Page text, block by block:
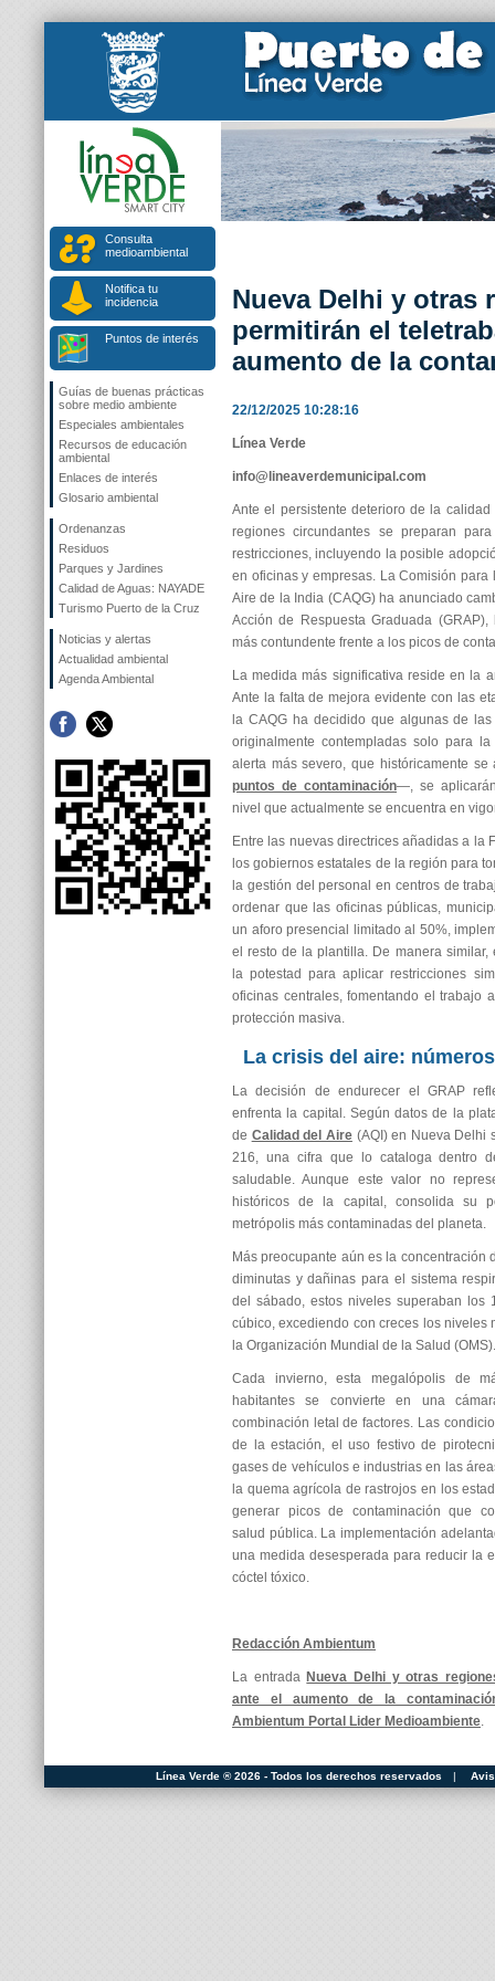
Consulta
medioambiental
Notifica tu
incidencia
Puntos de interés
Guías de buenas prácticas
sobre medio ambiente
Especiales ambientales
Recursos de educación
ambiental
Enlaces de interés
Glosario ambiental
Ordenanzas
Residuos
Parques y Jardines
Calidad de Aguas: NAYADE
Turismo Puerto de la Cruz
Noticias y alertas
Actualidad ambiental
Agenda Ambiental
Nueva Delhi y otras
permitirán el
aumento de la
22/12/2025 10:28:16
Línea Verde
info@lineaverdemunicipal.com
Ante el persistente deterioro de la
regiones circundantes se preparan
restricciones, incluyendo la posible
en oficinas y empresas. La Comisión
Aire de la India (CAQG) ha anunciado
Acción de Respuesta Graduada
más contundente frente a los picos de
La medida más significativa reside en la
Ante la falta de mejora evidente con las
la CAQG ha decidido que algunas de
originalmente contempladas solo para
alerta más severo, que históricamente
puntos de contaminación—, se
nivel que actualmente se encuentra en
Entre las nuevas directrices añadidas a la
los gobiernos estatales de la región para
la gestión del personal en centros de
ordenar que las oficinas públicas,
un aforo presencial limitado al 50%,
el resto de la plantilla. De manera similar,
la potestad para aplicar restricciones
oficinas centrales, fomentando el trabajo
protección masiva.
La crisis del aire:
La decisión de endurecer el GRAP
enfrenta la capital. Según datos de la
de Calidad del Aire(AQI) en Nueva Delhi
216, una cifra que lo cataloga dentro
saludable. Aunque este valor no
históricos de la capital, consolida su
metrópolis más contaminadas del planeta.
Más preocupante aún es la concentración
diminutas y dañinas para el sistema
del sábado, estos niveles superaban los
cúbico, excediendo con creces los niveles
la Organización Mundial de la Salud (OMS).
Cada invierno, esta megalópolis de
habitantes se convierte en una
combinación letal de factores. Las
de la estación, el uso festivo de
gases de vehículos e industrias en las
la quema agrícola de rastrojos en los
generar picos de contaminación que
salud pública. La implementación
una medida desesperada para reducir la
cóctel tóxico.
Redacción Ambientum
La entrada Nueva Delhi y otras
ante el aumento de la
Ambientum Portal Lider Medioambiente.
Línea Verde ® 2026 - Todos los derechos reservados |